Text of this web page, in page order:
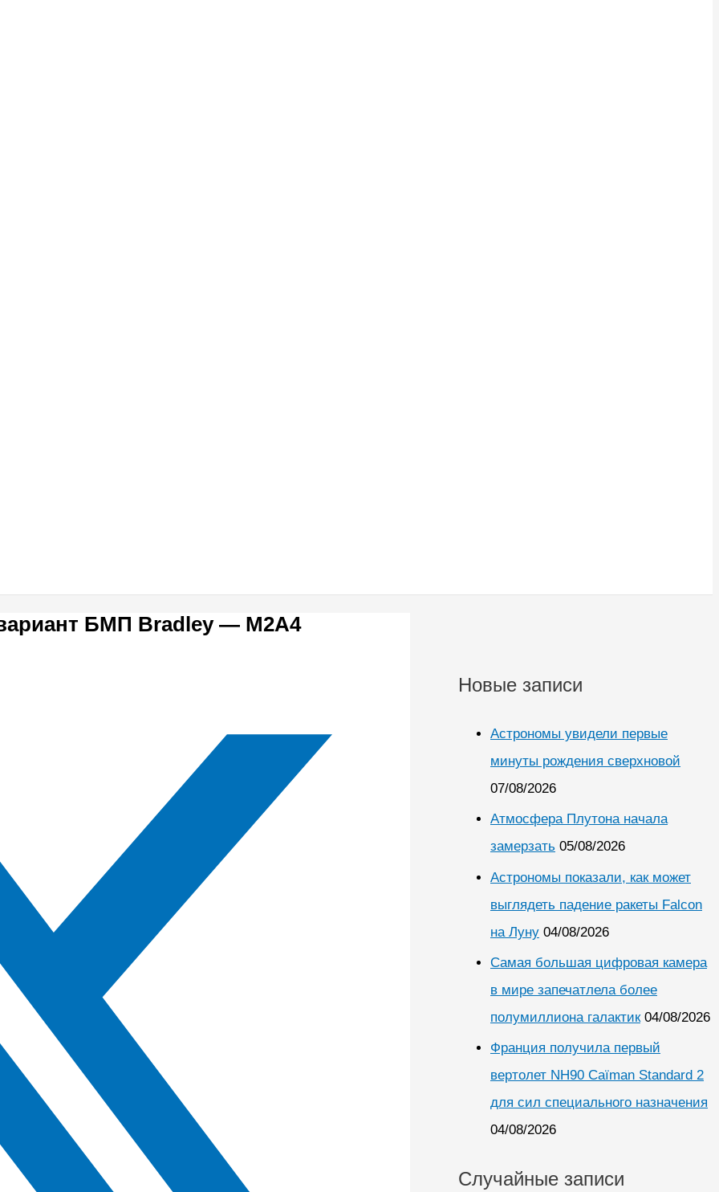
БМП Bradley — M2A4
Новые записи
Астрономы увидели первые
минуты рождения сверхновой
07/08/2026
Атмосфера Плутона начала
замерзать 05/08/2026
Астрономы показали, как может
выглядеть падение ракеты Falcon
на Луну 04/08/2026
Самая большая цифровая камера
в мире запечатлела более
полумиллиона галактик 04/08/2026
Франция получила первый
вертолет NH90 Caïman Standard 2
для сил специального назначения
04/08/2026
Случайные записи